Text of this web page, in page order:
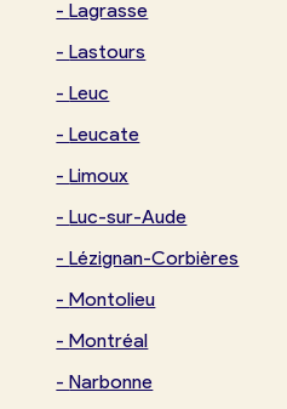
-Lagrasse
-Lastours
-Leuc
-Leucate
-Limoux
-Luc-sur-Aude
-Lézignan-Corbières
-Montolieu
-Montréal
-Narbonne